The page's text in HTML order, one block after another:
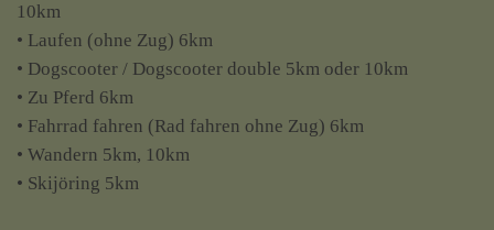
10km
• Laufen (ohne Zug) 6km
• Dogscooter / Dogscooter double 5km oder 10km
• Zu Pferd 6km
• Fahrrad fahren (Rad fahren ohne Zug) 6km
• Wandern 5km, 10km
• Skijöring 5km